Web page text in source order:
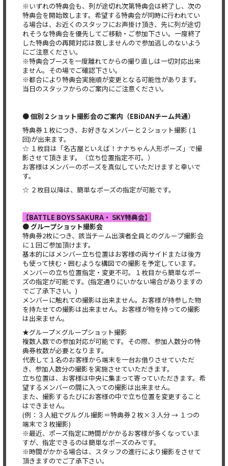
※いずれの特典会も、列が途切れ次第特典会は終了し、次の
特典会を開始致します。希望する特典会が同時に行われてい
る場合は、お近くのスタッフにお声掛け頂き、先に列が途切
れそうな特典会を優先してご移動・ご参加下さい。一度終了
した特典会の再開対応は致しませんので参加逃しのないよう
にご注意ください。
※特典会ブースを一度離れてからの撮り直しは一切対応出来
ません。その場でご確認下さい。
※都合により特典会実施順が変更となる可能性があります。
当日のスタッフからのご案内にご注意ください。
● 個別２ショット撮影会のご案内（EBiDANチーム共通）
特典券１枚につき、お好きなメンバーと２ショット撮影 (１
回)が出来ます。
☆ １枚目は「名古屋といえば！ナナちゃん人形ポーズ」で撮
影させて頂きます。（立ち位置指定不可。）
お客様はメンバーのポーズを真似していただけますと幸いで
す。
☆ ２枚目以降は、簡単なポーズの指定が可能です。
【BATTLE BOYS SAKURA・ SKY特典会】
●グループショット撮影会
特典券2枚につき、該当チーム出演者全員とのグループ撮影会
に１回ご参加頂けます。
基本的にはメンバー立ち位置はお客様の両サイドまたは後方
も使って挟む・囲むような構図での撮影を予定しています。
メンバーの立ち位置指定・変更不可。１枚目から簡単なポー
ズの指定が可能です。(指定通りにいかない場合がありますの
でご了承下さい。)
メンバーに触れての撮影は出来ません。お客様が持参した物
を持たせての撮影は出来ません。お客様が物を持っての撮影
は出来ません。
★グループ×グループショット撮影
複数人数での参加対応が可能です。その際、参加人数分の特
典券枚数が必要となります。
代表して１名のお客様から端末を一台お借りさせていただ
き、参加人数分の撮影を実施させていただきます。
立ち位置は、お客様は中央に集まって寄っていただきます。希
望するメンバーの間に入っての撮影は出来ません。
また、撮影するたびにお客様の中で立ち位置を変更すること
はできません。
(例：３人組でグルグル撮影＝特典券２枚×３人分 → １つの
端末で３枚撮影)
※最近、ポーズ指定に時間がかかるお客様が多くなっていま
すが、指定できるのは簡単なポーズのみです。
※時間がかかる場合は、スタッフの進行により撮影をさせて
頂きますのでご了承下さい。